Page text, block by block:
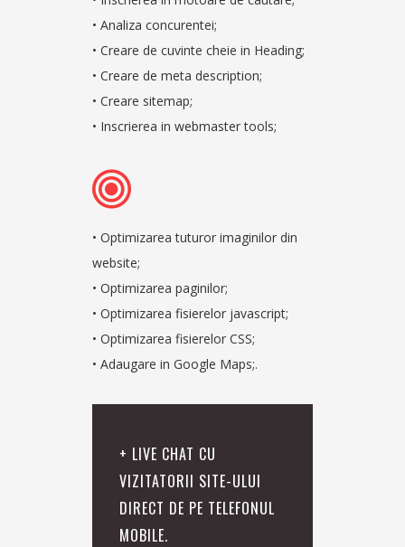
• Analiza concurentei;
• Creare de cuvinte cheie in Heading;
• Creare de meta description;
• Creare sitemap;
• Inscrierea in webmaster tools;
• Optimizarea tuturor imaginilor din
website;
• Optimizarea paginilor;
• Optimizarea fisierelor javascript;
• Optimizarea fisierelor CSS;
• Adaugare in Google Maps;.
+ LIVE CHAT CU
VIZITATORII SITE-ULUI
DIRECT DE PE TELEFONUL
MOBILE.